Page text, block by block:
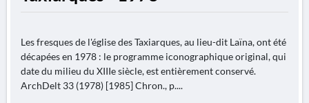
Les fresques de l'église des Taxiarques, au lieu-dit Laïna, ont été
décapées en 1978 : le programme iconographique original, qui
date du milieu du XIIIe siècle, est entièrement conservé.
ArchDelt 33 (1978) [1985] Chron., p....